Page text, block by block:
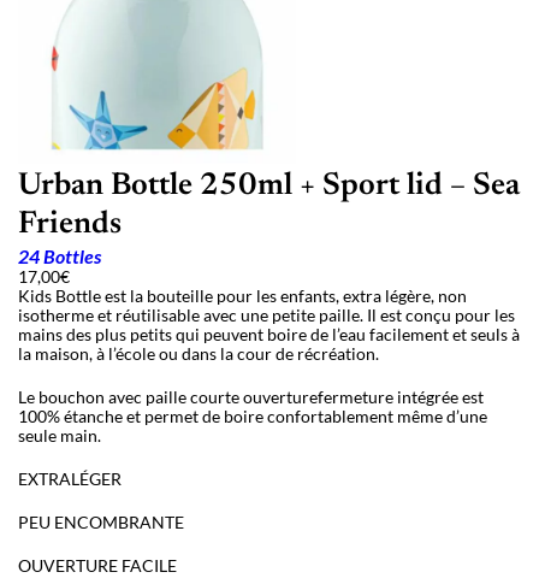
Urban Bottle 250ml + Sport lid – Sea
Friends
24 Bottles
17,00€
Kids Bottle est la bouteille pour les enfants, extra légère, non
isotherme et réutilisable avec une petite paille. Il est conçu pour les
mains des plus petits qui peuvent boire de l’eau facilement et seuls à
la maison, à l’école ou dans la cour de récréation.
Le bouchon avec paille courte ouverturefermeture intégrée est
100% étanche et permet de boire confortablement même d’une
seule main.
EXTRALÉGER
PEU ENCOMBRANTE
OUVERTURE FACILE